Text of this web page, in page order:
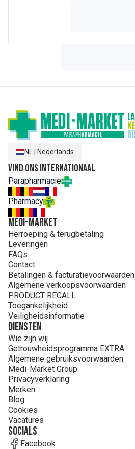
en waarde
NL Nederlands
Vind ons internationaal
Parapharmacie
Pharmacy
MEDI-MARKET
Herroeping & terugbetaling
Leveringen
FAQs
Contact
Betalingen & facturatievoorwaarden
Algemene verkoopsvoorwaarden
PRODUCT RECALL
Toegankelijkheid
Veiligheidsinformatie
Diensten
Wie zijn wij
Getrouwheidsprogramma EXTRA
Algemene gebruiksvoorwaarden
Medi-Market Group
Privacyverklaring
Merken
Blog
Cookies
Vacatures
Socials
Facebook